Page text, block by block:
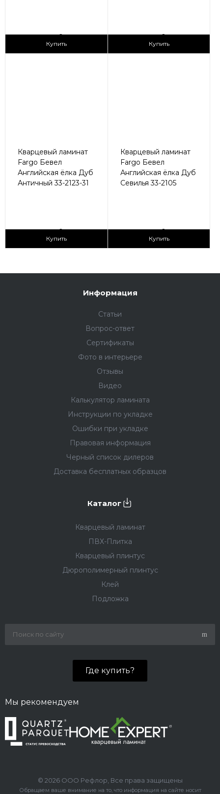
2
Купить
2
Купить
Кварцевый ламинат
Fargo Бевел
Английская ёлка Дуб
Античный 33-2123-31
2
Купить
Кварцевый ламинат
Fargo Бевел
Английская ёлка Дуб
Севилья 33-2105
2
Купить
Информация
Статьи
Вопрос-ответ
Сертификаты
Фото в интерьере
Отзывы
Видео
Калькулятор ламината
Инструкции по укладке
Ошибки при укладке
Правовая информация
Черный список дилеров
Доставка бесплатных образцов
Каталог
Кварцевый ламинат
ПВХ-Плитка
Кварцевый плинтус
Дюрополимерный плинтус
Клей
Подложка
Где купить?
Мы рекомендуем
© 2026 ООО Рефлор, Все права защищены
Обращаем ваше внимание на то, что информация на сайте носит